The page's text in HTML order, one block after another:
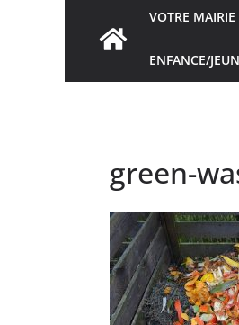
VOTRE MAIRIE
ENFANCE/
green-